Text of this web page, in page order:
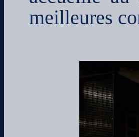
meilleures